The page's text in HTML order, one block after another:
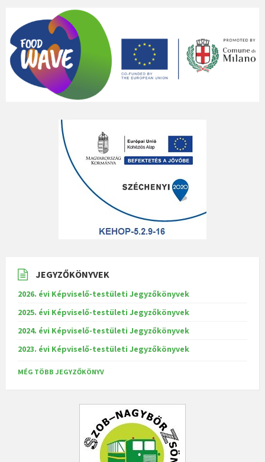
JEGYZŐKÖNYVEK
2026. évi Képviselő-testületi Jegyzőkönyvek
2025. évi Képviselő-testületi Jegyzőkönyvek
2024. évi Képviselő-testületi Jegyzőkönyvek
2023. évi Képviselő-testületi Jegyzőkönyvek
MÉG TÖBB JEGYZŐKÖNYV